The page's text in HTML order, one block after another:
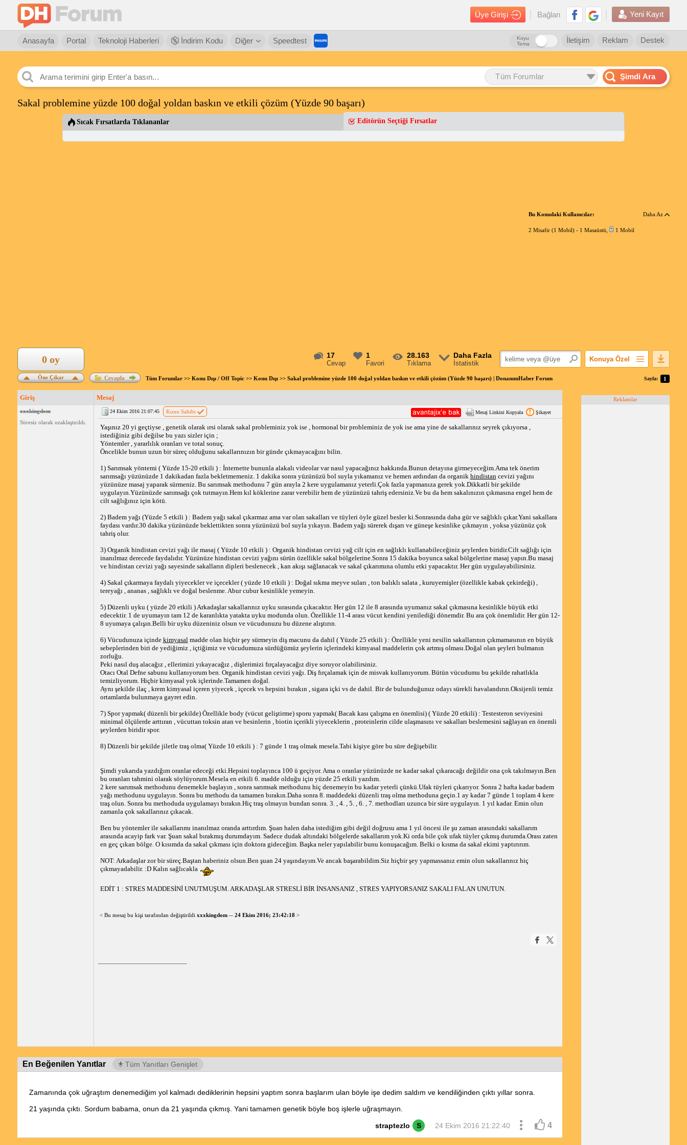
Üye Girişi Bağlan Yeni Kayıt
Anasayfa Portal Teknoloji Haberleri İndirim Kodu Diğer Speedtest Destek
Reklam
İletişim
Koyu
Tema
Tüm Forumlar Şimdi Ara
Sakal problemine yüzde 100 doğal yoldan baskın ve etkili çözüm (Yüzde 90 başarı)
Sıcak Fırsatlarda Tıklananlar Editörün Seçtiği Fırsatlar
Bu Konudaki Kullanıcılar: Daha Az
2 Misafir (1 Mobil) - 1 Masaüstü 1 Mobil
17
Cevap
1
Favori
28.163
Tıklama
Daha Fazla
İstatistik
Konuya Özel
Popüler Mesajlar
Öne Çıkar
0 oy
Cevapla Tüm Forumlar>> Konu Dışı / Off Topic>> Konu Dışı>> Sakal problemine yüzde 100 doğal yoldan baskın ve etkili çözüm (Yüzde 90 başarı) | DonanımHaber Forum Sayfa: 1
Giriş Mesaj
xxxkingdom
Süresiz olarak uzaklaştırıldı.
24 Ekim 2016 21:07:45 Konu Sahibi Mesaj Linkini Kopyala Şikayet
Yaşınız 20 yi geçtiyse , genetik olarak ırsi olarak sakal probleminiz yok ise , hormonal bir probleminiz de yok ise ama yine de sakallarınız seyrek çıkıyorsa ,
istediğiniz gibi değilse bu yazı sizler için ;
Yöntemler , yararlılık oranları ve total sonuç.
Öncelikle bunun uzun bir süreç olduğunu sakallarınızın bir günde çıkmayacağını bilin.
1) Sarımsak yöntemi ( Yüzde 15-20 etkili ) : İnternette bununla alakalı videolar var nasıl yapacağınız hakkında.Bunun detayına girmeyeceğim.Ama tek önerim
sarımsağı yüzünüzde 1 dakikadan fazla bekletmemeniz. 1 dakika sonra yüzünüzü bol suyla yıkamanız ve hemen ardından da organik hindistancevizi yağını
yüzünüze masaj yaparak sürmeniz. Bu sarımsak methodunu 7 gün arayla 2 kere uygulamanız yeterli.Çok fazla yapmanıza gerek yok.Dikkatli bir şekilde
uygulayın.Yüzünüzde sarımsağı çok tutmayın.Hem kıl köklerine zarar verebilir hem de yüzünüzü tahriş edersiniz.Ve bu da hem sakalınızın çıkmasına engel hem de
cilt sağlığınız için kötü.
2) Badem yağı (Yüzde 5 etkili ) : Badem yağı sakal çıkarmaz ama var olan sakalları ve tüyleri öyle güzel besler ki.Sonrasında daha gür ve sağlıklı çıkar.Yani sakallara
faydası vardır.30 dakika yüzünüzde beklettikten sonra yüzünüzü bol suyla yıkayın. Badem yağı sürerek dışarı ve güneşe kesinlike çıkmayın , yoksa yüzünüz çok
tahriş olur.
3) Organik hindistan cevizi yağı ile masaj ( Yüzde 10 etkili ) : Organik hindistan cevizi yağ cilt için en sağlıklı kullanabileceğiniz şeylerden biridir.Cilt sağlığı için
inanılmaz derecede faydalıdır. Yüzünüze hindistan cevizi yağını sürün özellikle sakal bölgelerine.Sonra 15 dakika boyunca sakal bölgelerine masaj yapın.Bu masaj
ve hindistan cevizi yağı sayesinde sakalların dipleri beslenecek , kan akışı sağlanacak ve sakal çıkarımına olumlu etki yapacaktır. Her gün uygulayabilirsiniz.
4) Sakal çıkarmaya faydalı yiyecekler ve içecekler ( yüzde 10 etkili ) : Doğal sıkma meyve suları , ton balıklı salata , kuruyemişler (özellikle kabak çekirdeği) ,
tereyağı , ananas , sağlıklı ve doğal beslenme. Abur cubur kesinlikle yemeyin.
5) Düzenli uyku ( yüzde 20 etkili ) Arkadaşlar sakallarınız uyku sırasında çıkacaktır. Her gün 12 ile 8 arasında uyumanız sakal çıkmasına kesinlikle büyük etki
edecektir. 1 de uyumayın tam 12 de karanlıkta yatakta uyku modunda olun. Özellikle 11-4 arası vücut kendini yenilediği dönemdir. Bu ara çok önemlidir. Her gün 12-
8 uyumaya çalışın.Belli bir uyku düzeniniz olsun ve vücudunuzu bu düzene alıştırın.
6) Vücudunuza içinde kimyasalmadde olan hiçbir şey sürmeyin diş macunu da dahil ( Yüzde 25 etkili ) : Özellikle yeni nesilin sakallarının çıkmamasının en büyük
sebeplerinden biri de yediğimiz , içtiğimiz ve vücudumuza sürdüğümüz şeylerin içlerindeki kimyasal maddelerin çok artmış olması.Doğal olan şeyleri bulmanın
zorluğu.
Peki nasıl duş alacağız , ellerimizi yıkayacağız , dişlerimizi fırçalayacağız diye soruyor olabilirsiniz.
Otacı Otal Defne sabunu kullanıyorum ben. Organik hindistan cevizi yağı. Diş fırçalamak için de misvak kullanıyorum. Bütün vücudumu bu şekilde rahatlıkla
temizliyorum. Hiçbir kimyasal yok içlerinde.Tamamen doğal.
Aynı şekilde ilaç , krem kimyasal içeren yiyecek , içecek vs hepsini bırakın , sigara içki vs de dahil. Bir de bulunduğunuz odayı sürekli havalandırın.Oksijenli temiz
ortamlarda bulunmaya gayret edin.
7) Spor yapmak( düzenli bir şekilde) Özellikle body (vücut geliştirme) sporu yapmak( Bacak kası çalışma en önemlisi) ( Yüzde 20 etkili) : Testesteron seviyesini
minimal ölçülerde arttıran , vücuttan toksin atan ve besinlerin , biotin içerikli yiyeceklerin , proteinlerin cilde ulaşmasını ve sakalları beslemesini sağlayan en önemli
şeylerden biridir spor.
8) Düzenli bir şekilde jiletle traş olma( Yüzde 10 etkili ) : 7 günde 1 traş olmak mesela.Tabi kişiye göre bu süre değişebilir.
Şimdi yukarıda yazdığım oranlar edeceği etki.Hepsini toplayınca 100 ü geçiyor. Ama o oranlar yüzünüzde ne kadar sakal çıkaracağı değildir ona çok takılmayın.Ben
bu oranları tahmini olarak söylüyorum.Mesela en etkili 6. madde olduğu için yüzde 25 etkili yazdım.
2 kere sarımsak methodunu denemekle başlayın , sonra sarımsak methodunu hiç denemeyin bu kadar yeterli çünkü.Ufak tüyleri çıkarıyor. Sonra 2 hafta kadar badem
yağı methodunu uygulayın. Sonra bu methodu da tamamen bırakın.Daha sonra 8. maddedeki düzenli traş olma methoduna geçin.1 ay kadar 7 günde 1 toplam 4 kere
traş olun. Sonra bu methoduda uygulamayı bırakın.Hiç traş olmayın bundan sonra. 3. , 4. , 5. , 6. , 7. methodları uzunca bir süre uygulayın. 1 yıl kadar. Emin olun
zamanla çok sakallarınız çıkacak.
Ben bu yöntemler ile sakallarımı inanılmaz oranda arttırdım. Şuan halen daha istediğim gibi değil doğrusu ama 1 yıl öncesi ile şu zaman arasındaki sakallarım
arasında acayip fark var. Şuan sakal bırakmış durumdayım. Sadece dudak altındaki bölgelerde sakallarım yok.Ki orda bile çok ufak tüyler çıkmış durumda.Orası zaten
en geç çıkan bölge. O kısımda da sakal çıkması için doktora gideceğim. Başka neler yapılabilir bunu konuşacağım. Belki o kısma da sakal ekimi yaptırırım.
NOT: Arkadaşlar zor bir süreç.Baştan haberiniz olsun.Ben şuan 24 yaşındayım.Ve ancak başarabildim.Siz hiçbir şey yapmassanız emin olun sakallarınız hiç
çıkmayadabilir. :D Kalın sağlıcakla
EDİT 1 : STRES MADDESİNİ UNUTMUŞUM. ARKADAŞLAR STRESLİ BİR İNSANSANIZ , STRES YAPIYORSANIZ SAKALI FALAN UNUTUN.
< Bu mesaj bu kişi tarafından değiştirildi xxxkingdom-- 24 Ekim 2016; 23:42:18 >
En Beğenilen Yanıtlar Tüm Yanıtları Genişlet
Zamanında çok uğraştım denemediğim yol kalmadı dediklerinin hepsini yaptım sonra başlarım ulan böyle işe dedim saldım ve kendiliğinden çıktı yıllar sonra.
21 yaşında çıktı. Sordum babama, onun da 21 yaşında çıkmış. Yani tamamen genetik böyle boş işlerle uğraşmayın.
straptezlo S 24 Ekim 2016 21:22:40 4
Reklamlar